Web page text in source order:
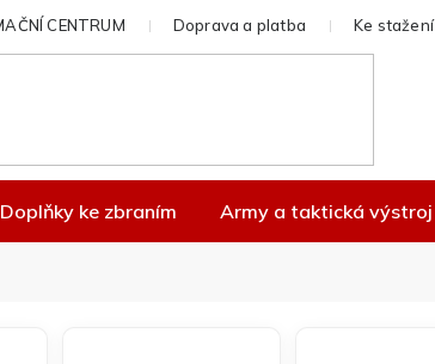
CENTRUM Doprava a platba Ke stažení
Doplňky ke zbraním Army a taktická výstroj